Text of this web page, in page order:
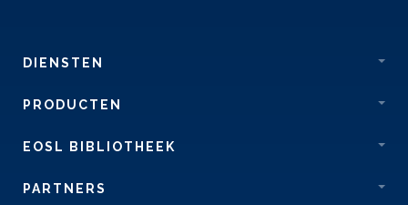
DIENSTEN
PRODUCTEN
EOSL BIBLIOTHEEK
PARTNERS